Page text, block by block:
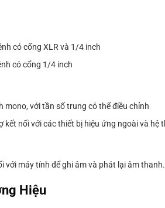
có cổng XLR và 1/4 inch
có cổng 1/4 inch
mono, với tần số trung có thể điều chỉnh
kết nối với các thiết bị hiệu ứng ngoài và hệ
với máy tính để ghi âm và phát lại âm thanh.
Hiệu